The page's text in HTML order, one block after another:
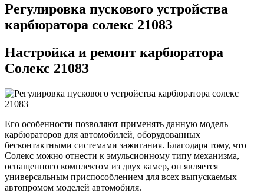
Регулировка пускового устройства
карбюратора солекс 21083
Настройка и ремонт карбюратора
Солекс 21083
Его особенности позволяют применять данную модель
карбюраторов для автомобилей, оборудованных
бесконтактными системами зажигания. Благодаря тому, что
Солекс можно отнести к эмульсионному типу механизма,
оснащенного комплектом из двух камер, он является
универсальным приспособлением для всех выпускаемых
автопромом моделей автомобиля.